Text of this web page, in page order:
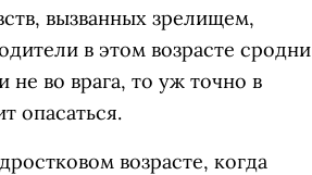
вызванных зрелищем,
в этом возрасте сродни
не во врага, то уж точно в
опасаться.
возрасте, когда